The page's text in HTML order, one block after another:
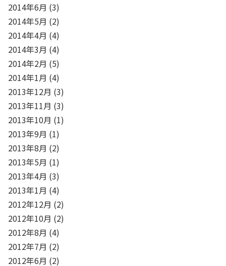
2014年6月 (3)
2014年5月 (2)
2014年4月 (4)
2014年3月 (4)
2014年2月 (5)
2014年1月 (4)
2013年12月 (3)
2013年11月 (3)
2013年10月 (1)
2013年9月 (1)
2013年8月 (2)
2013年5月 (1)
2013年4月 (3)
2013年1月 (4)
2012年12月 (2)
2012年10月 (2)
2012年8月 (4)
2012年7月 (2)
2012年6月 (2)